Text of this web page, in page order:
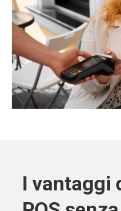
I vantaggi